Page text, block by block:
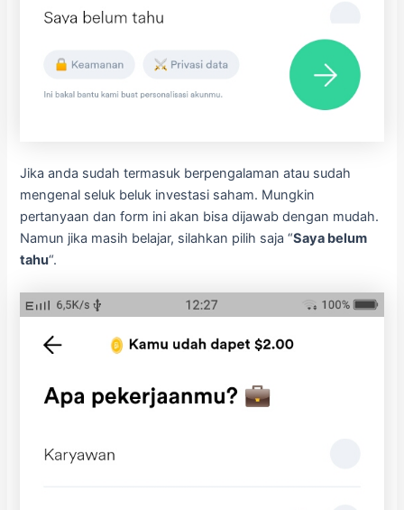
Jika anda sudah termasuk berpengalaman atau sudah
mengenal seluk beluk investasi saham. Mungkin
pertanyaan dan form ini akan bisa dijawab dengan mudah.
Namun jika masih belajar, silahkan pilih saja “Saya belum
tahu“.